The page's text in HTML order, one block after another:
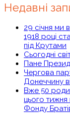
Недавні
29 січня ми
1918 році
під Крутами
Сьогодні
Пане
Чергова
Донеччину
Вже 50
цього тижня
Фонду